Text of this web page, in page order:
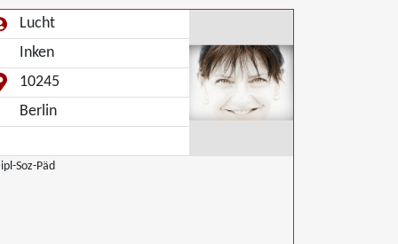
Lucht
Inken
10245
Berlin
Soz-Päd